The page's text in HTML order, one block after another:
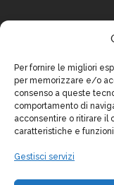
Per fornire le migliori
per memorizzare e/o
consenso a queste
comportamento di
acconsentire o ritirare il
caratteristiche e
Gestisci servizi